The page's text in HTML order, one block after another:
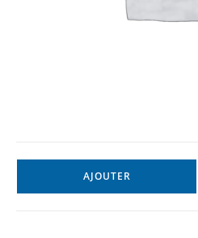
AJOUTER